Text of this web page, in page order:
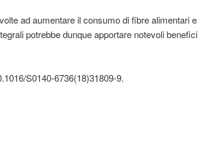
ad aumentare il consumo di fibre alimentari e
potrebbe dunque apportare notevoli benefici
S0140-6736(18)31809-9.